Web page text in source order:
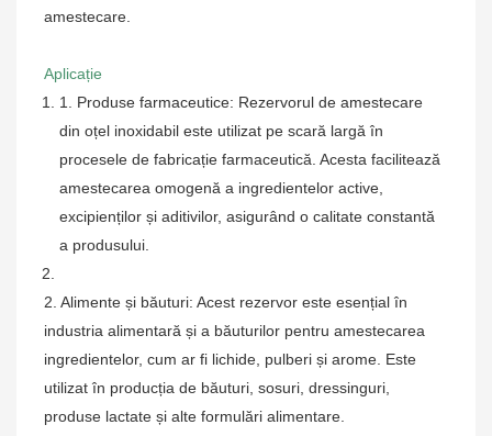
amestecare.
Aplicație
1. Produse farmaceutice: Rezervorul de amestecare
din oțel inoxidabil este utilizat pe scară largă în
procesele de fabricație farmaceutică. Acesta facilitează
amestecarea omogenă a ingredientelor active,
excipienților și aditivilor, asigurând o calitate constantă
a produsului.
2. Alimente și băuturi: Acest rezervor este esențial în
industria alimentară și a băuturilor pentru amestecarea
ingredientelor, cum ar fi lichide, pulberi și arome. Este
utilizat în producția de băuturi, sosuri, dressinguri,
produse lactate și alte formulări alimentare.